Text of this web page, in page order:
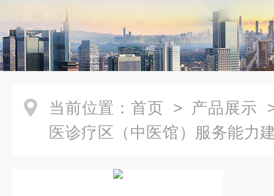
当前位置： 首页 > 产品展示
医诊疗区（中医馆）服务能力